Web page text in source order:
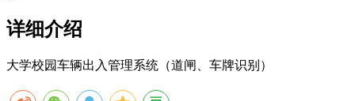
详细介绍
大学校园车辆出入管理系统（道闸、车牌识别）